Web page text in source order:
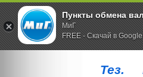
Тез.
Пункты обмена
МиГ
FREE - Скачай в